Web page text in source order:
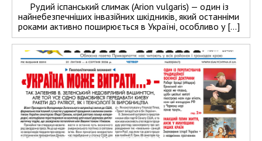
Рудий іспанський слимак (Arion vulgaris) — один із
найнебезпечніших інвазійних шкідників, який останніми
роками активно поширюється в Україні, особливо у […]